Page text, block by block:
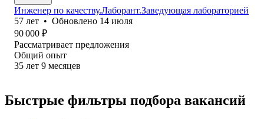
Инженер по качеству.Лаборант.Заведующая лабораторией
57 лет • Обновлено 14 июля
90 000 ₽
Рассматривает предложения
Общий опыт
35 лет 9 месяцев
Быстрые фильтры подбора вакансий